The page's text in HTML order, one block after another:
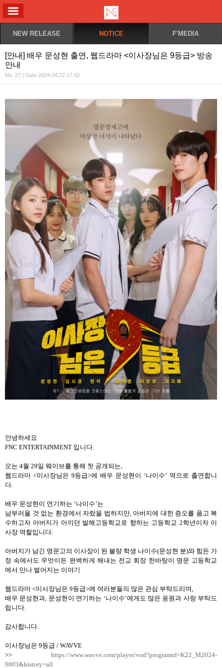
NEW RELEASE NOTICE F'MEDIA
[안내] 배우 문성현 출연, 웹드라마 <이사장님은 9등급> 방송
안내
No. 27 | Date 2024.04.22 17:42
안녕하세요
FNC ENTERTAINMENT 입니다.
오는 4월 29일 웨이브를 통해 첫 공개되는,
웹드라마 <이사장님은 9등급>에 배우 문성현이 ‘나이수’ 역으로 출연합니
다.
배우 문성현이 연기하는 ‘나이수’는
남부러울 것 없는 환경에서 자랐을 법하지만, 아버지에 대한 증오를 품고 복
수하고자 아버지가 아끼던 발해고등학교로 향하는 고등학교 2학년이자 이
사장 역할입니다.
아버지가 남긴 명문고의 이사장이 된 불량 학생 나이수(문성현 분)와 힘든 가
정 속에서도 무엇이든 완벽하게 해내는 전교 회장 한바탕이 명문 고등학교
에서 만나 벌어지는 이야기
웹드라마 <이사장님은 9등급>에 여러분들의 많은 관심 부탁드리며,
배우 문성현과, 문성현이 연기하는 ‘나이수’에게도 많은 응원과 사랑 부탁드
립니다.
감사합니다.
이사장님은 9등급 / WAVVE
>> https://www.wavve.com/player/vod?programid=K22_M2024-
0003&history=all